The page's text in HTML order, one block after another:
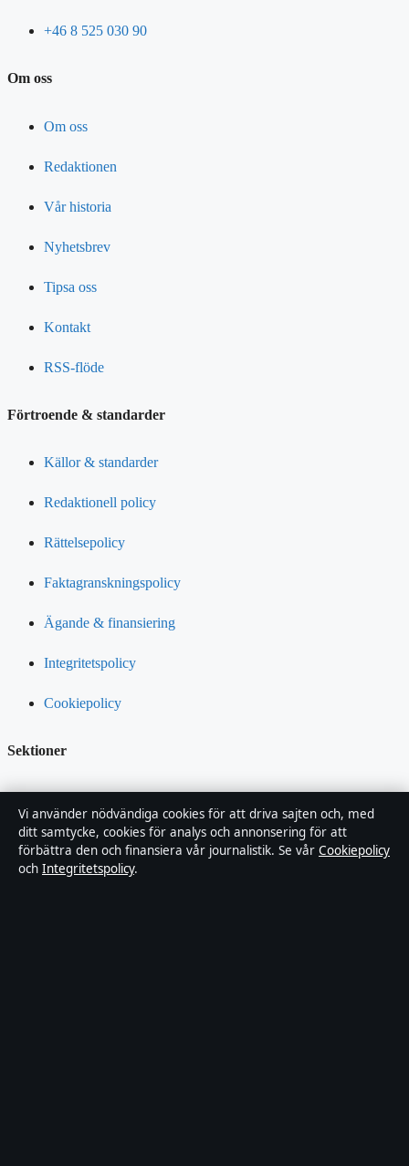
+46 8 525 030 90
Om oss
Om oss
Redaktionen
Vår historia
Nyhetsbrev
Tipsa oss
Kontakt
RSS-flöde
Förtroende & standarder
Källor & standarder
Redaktionell policy
Rättelsepolicy
Faktagranskningspolicy
Ägande & finansiering
Integritetspolicy
Cookiepolicy
Sektioner
Branschnyheter
Nöje
Vi använder nödvändiga cookies för att driva sajten och, med
ditt samtycke, cookies för analys och annonsering för att
förbättra den och finansiera vår journalistik. Se vår Cookiepolicy
och Integritetspolicy.